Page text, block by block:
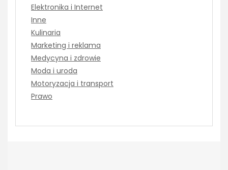
Elektronika i Internet
Inne
Kulinaria
Marketing i reklama
Medycyna i zdrowie
Moda i uroda
Motoryzacja i transport
Prawo